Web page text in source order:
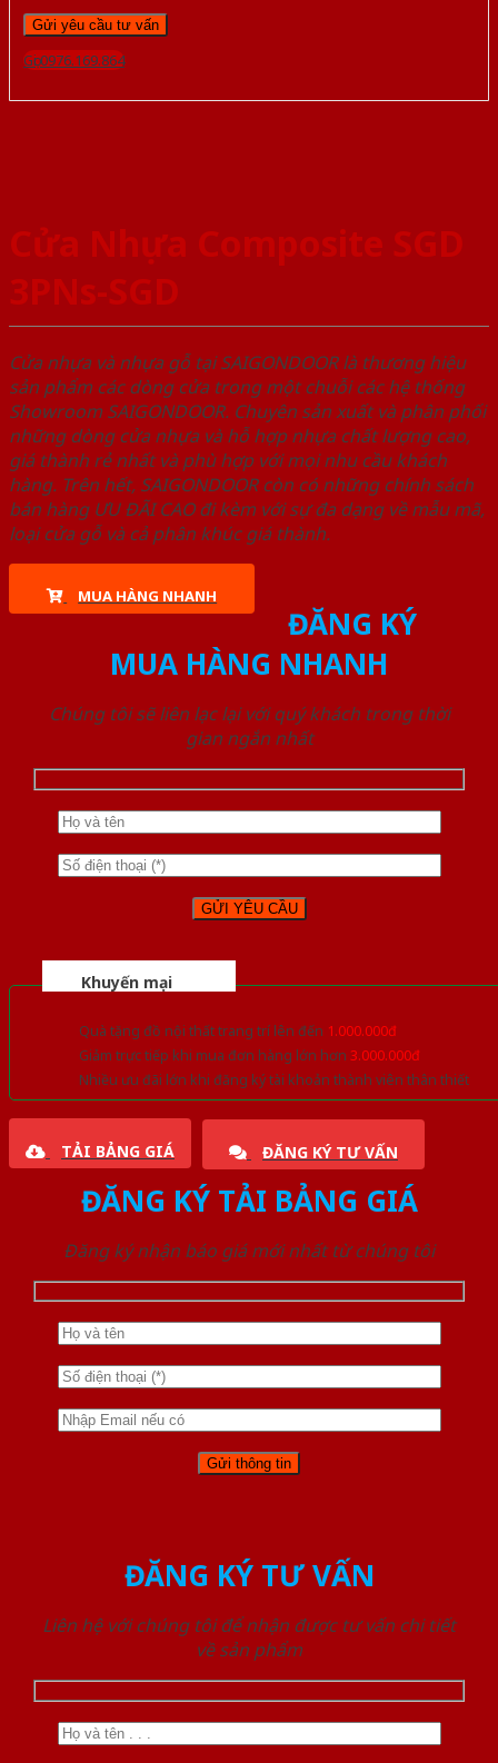
Gọi 0976.169.864
Cửa Nhựa Composite SGD
3PNs-SGD
Cửa nhựa và nhựa gỗ tại SAIGONDOOR là thương hiệu
sản phẩm các dòng cửa trong một chuỗi các hệ thống
Showroom SAIGONDOOR. Chuyên sản xuất và phân phối
những dòng cửa nhựa và hỗ hợp nhựa chất lượng cao,
giá thành rẻ nhất và phù hợp với mọi nhu cầu khách
hàng. Trên hết, SAIGONDOOR còn có những chính sách
bán hàng ƯU ĐÃI CAO đi kèm với sự đa dạng về mẫu mã,
loại cửa gỗ và cả phân khúc giá thành.
MUA HÀNG NHANH
ĐĂNG KÝ
MUA HÀNG NHANH
Chúng tôi sẽ liên lạc lại với quý khách trong thời
gian ngắn nhất
Khuyến mại
Quà tặng đồ nội thất trang trí lên đến 1.000.000đ
Giảm trực tiếp khi mua đơn hàng lớn hơn 3.000.000đ
Nhiều ưu đãi lớn khi đăng ký tài khoản thành viên thân thiết
TẢI BẢNG GIÁ ĐĂNG KÝ TƯ VẤN
ĐĂNG KÝ TẢI BẢNG GIÁ
Đăng ký nhận báo giá mới nhất từ chúng tôi
ĐĂNG KÝ TƯ VẤN
Liên hệ với chúng tôi để nhận được tư vấn chi tiết
về sản phẩm